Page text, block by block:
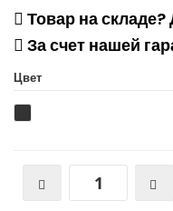
Товар на
За счет нашей
Цвет